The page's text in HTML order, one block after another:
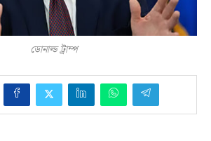
ডোনাল্ড ট্রাম্প